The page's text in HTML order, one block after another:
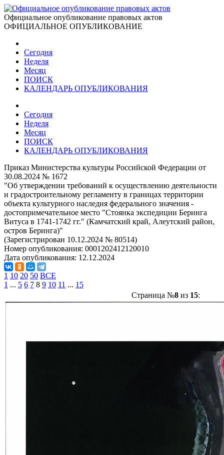
Официальное опубликование правовых актов
ОФИЦИАЛЬНОЕ ОПУБЛИКОВАНИЕ
Сегодня
Неделя
Месяц
ПОИСК
КАЛЕНДАРЬ ОПУБЛИКОВАНИЯ
Сегодня
Неделя
Месяц
ПОИСК
КАЛЕНДАРЬ ОПУБЛИКОВАНИЯ
Приказ Министерства культуры Российской Федерации от
30.08.2024 № 1672
"Об утверждении требований к осуществлению деятельности
и градостроительному регламенту в границах территории
объекта культурного наследия федерального значения -
достопримечательное место "Стоянка экспедиции Беринга
Витуса в 1741-1742 гг." (Камчатский край, Алеутский район,
остров Беринга)"
(Зарегистрирован 10.12.2024 № 80514)
Номер опубликования: 0001202412120010
Дата опубликования: 12.12.2024
1 10 20 50 ВСЕ
1 ... 5 6 7 8 9 10 11 ... 15
Страница №8из 15: